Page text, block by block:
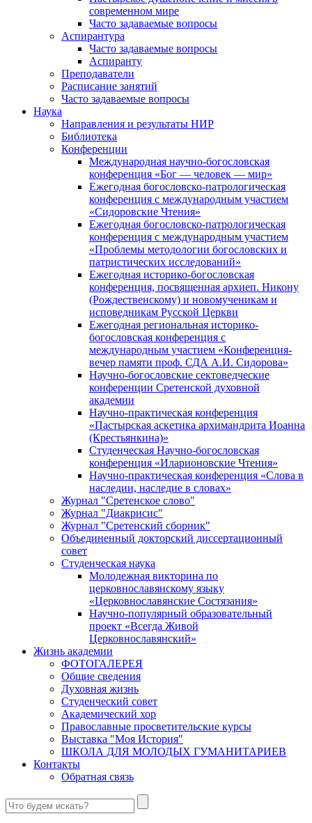
современном мире
Часто задаваемые вопросы
Аспирантура
Часто задаваемые вопросы
Аспиранту
Преподаватели
Расписание занятий
Часто задаваемые вопросы
Наука
Направления и результаты НИР
Библиотека
Конференции
Международная научно-богословская
конференция «Бог — человек — мир»
Ежегодная богословско-патрологическая
конференция с международным участием
«Сидоровские Чтения»
Ежегодная богословско-патрологическая
конференция с международным участием
«Проблемы методологии богословских и
патристических исследований»
Ежегодная историко-богословская
конференция, посвященная архиеп. Никону
(Рождественскому) и новомученикам и
исповедникам Русской Церкви
Ежегодная региональная историко-
богословская конференция с
международным участием «Конференция-
вечер памяти проф. СДА А.И. Сидорова»
Научно-богословские сектоведческие
конференции Сретенской духовной
академии
Научно-практическая конференция
«Пастырская аскетика архимандрита Иоанна
(Крестьянкина)»
Студенческая Научно-богословская
конференция «Иларионовские Чтения»
Научно-практическая конференция «Cлова в
наследии, наследие в словах»
Журнал "Сретенское слово"
Журнал "Диакрисис"
Журнал "Сретенский сборник"
Объединенный докторский диссертационный
совет
Студенческая наука
Молодежная викторина по
церковнославянскому языку
«Церковнославянские Состязания»
Научно-популярный образовательный
проект «Всегда Живой
Церковнославянский»
Жизнь академии
ФОТОГАЛЕРЕЯ
Общие сведения
Духовная жизнь
Студенческий совет
Академический хор
Православные просветительские курсы
Выставка "Моя История"
ШКОЛА ДЛЯ МОЛОДЫХ ГУМАНИТАРИЕВ
Контакты
Обратная связь